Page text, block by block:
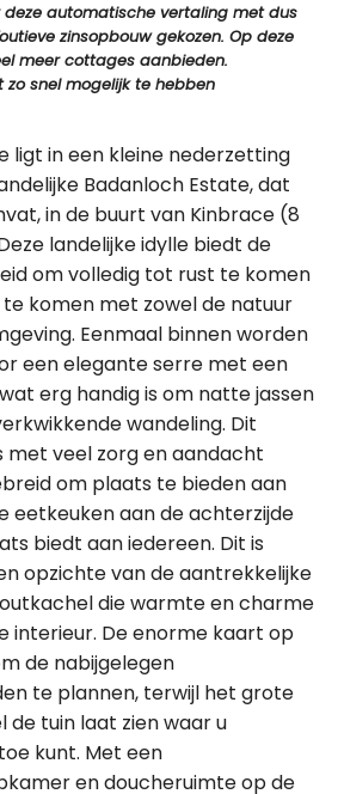
deze automatische vertaling met dus
zinsopbouw gekozen. Op deze
meer cottages aanbieden.
zo snel mogelijk te hebben
ligt in een kleine nederzetting
Badanloch Estate, dat
in de buurt van Kinbrace (8
landelijke idylle biedt de
om volledig tot rust te komen
komen met zowel de natuur
Eenmaal binnen worden
een elegante serre met een
erg handig is om natte jassen
wandeling. Dit
met veel zorg en aandacht
om plaats te bieden aan
eetkeuken aan de achterzijde
biedt aan iedereen. Dit is
opzichte van de aantrekkelijke
die warmte en charme
interieur. De enorme kaart op
de nabijgelegen
te plannen, terwijl het grote
tuin laat zien waar u
kunt. Met een
en doucheruimte op de